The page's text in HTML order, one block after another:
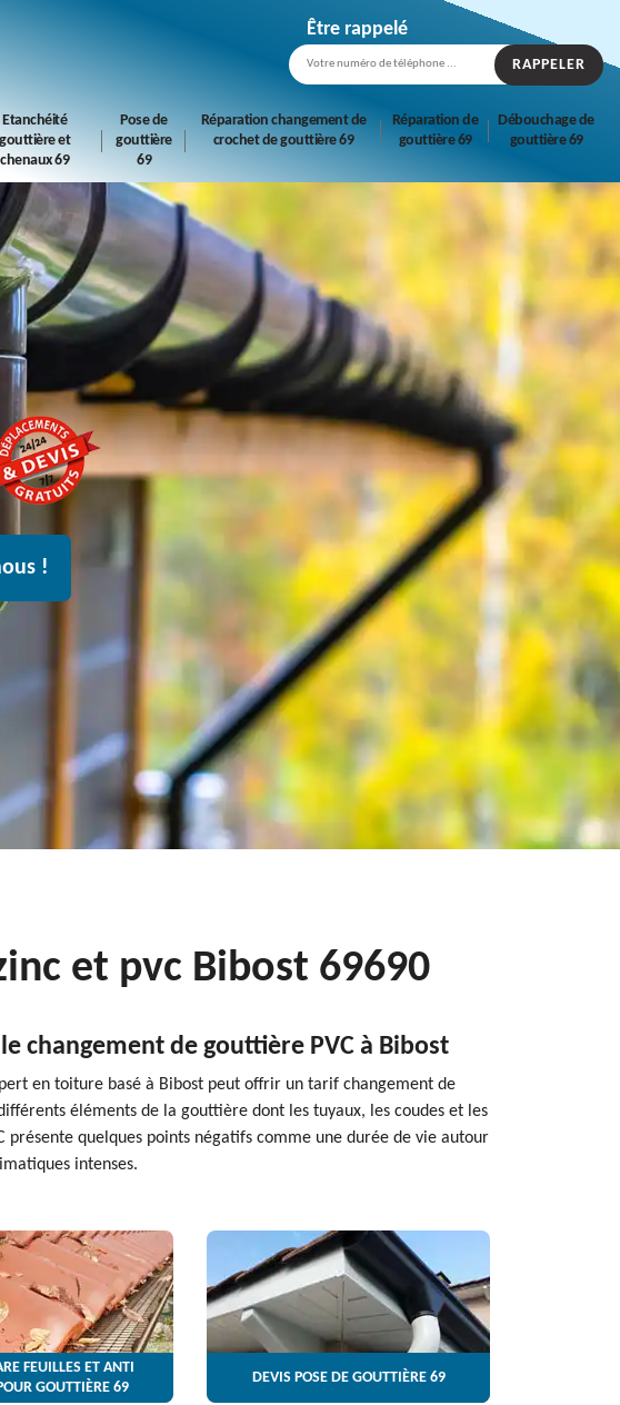
Être rappelé
Etanchéité
gouttière et
chenaux 69
Pose de
gouttière
69
Réparation changement de
crochet de gouttière 69
Réparation de
gouttière 69
Débouchage de
gouttière 69
!
et pvc Bibost 69690
changement de gouttière PVC à Bibost
en toiture basé à Bibost peut offrir un tarif changement de
éléments de la gouttière dont les tuyaux, les coudes et les
quelques points négatifs comme une durée de vie autour
intenses.
FEUILLES ET ANTI
GOUTTIÈRE 69
DEVIS POSE DE GOUTTIÈRE 69